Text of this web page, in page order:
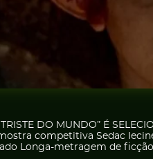
DO MUNDO” É
competitiva Sedac
Longa-metragem de